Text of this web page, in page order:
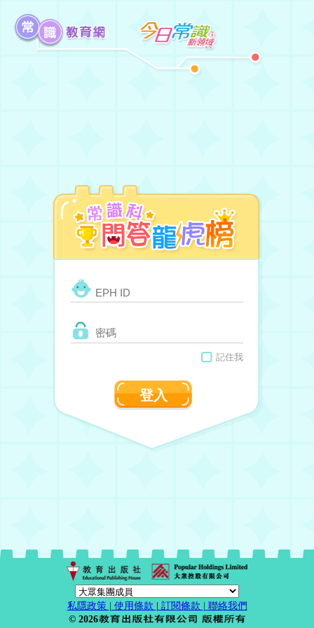
記住我
登入
私隱政策 | 使用條款 | 訂閱條款 | 聯絡我們
© 2026